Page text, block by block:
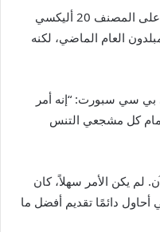
وكان فيري المصنف 461 عندما تغلب على المصنف 20 أليكسي
العام الماضي، لكنه
بي سي سبورت: “إنه أمر
كل مشجعي التنس
لم يكن الأمر سهلاً، كان
أحاول دائمًا تقديم أفضل ما